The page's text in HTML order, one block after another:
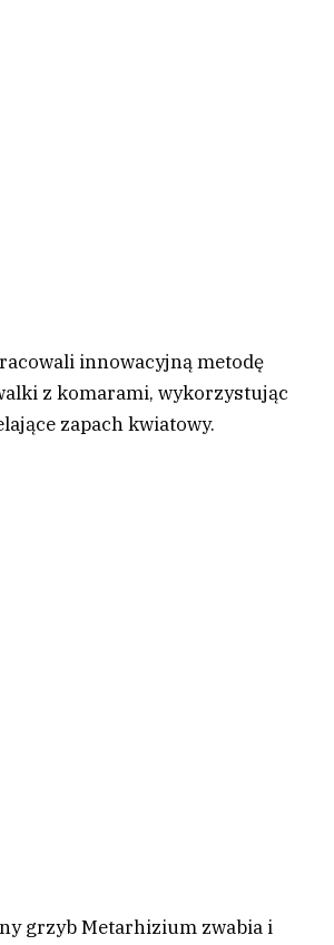
innowacyjną metodę
z komarami, wykorzystując
zapach kwiatowy.
grzyb Metarhizium zwabia i